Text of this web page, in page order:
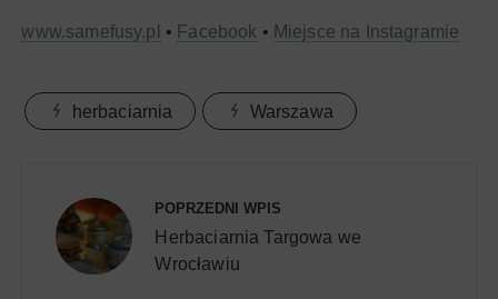
www.samefusy.pl • Facebook • Miejsce na Instagramie
herbaciarnia Warszawa
wpisu
POPRZEDNI WPIS
Herbaciarnia Targowa we
Wrocławiu